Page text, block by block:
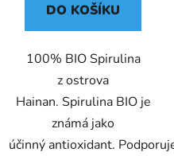
DO KOŠÍKU
100% BIO Spirulina
z ostrova
Hainan. Spirulina BIO je
známá jako
účinný antioxidant.